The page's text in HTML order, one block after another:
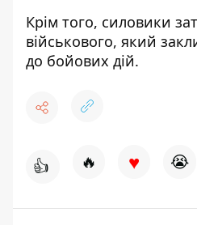
Крім того, силовики
військового, який
до бойових дій.
👍 🔥 ♥ 😭